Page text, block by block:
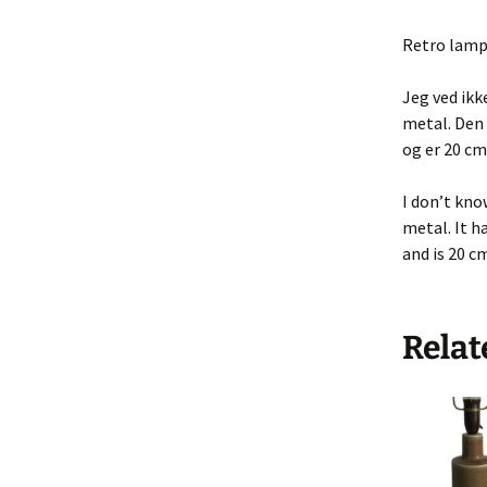
Varia
Solgt
Gå til
Retro
Jeg ved
metal.
og er 20
I don’t
metal. It
and is 20